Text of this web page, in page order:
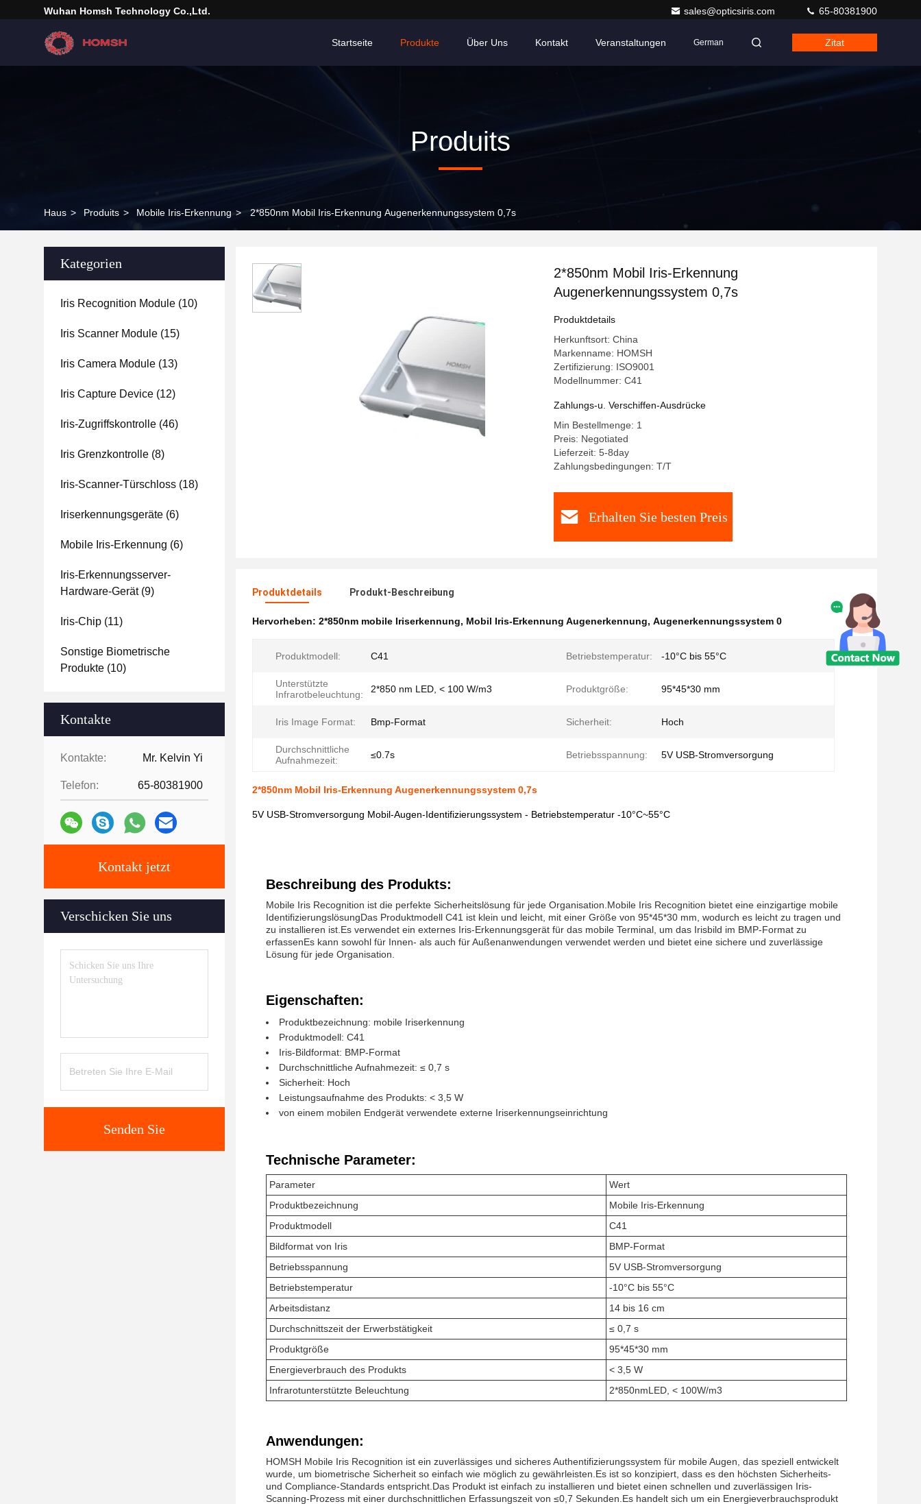
Wuhan Homsh Technology Co.,Ltd. sales@opticsiris.com 65-80381900
Startseite Produkte Über Uns Kontakt Veranstaltungen German Zitat
Produits
Haus > Produits > Mobile Iris-Erkennung > 2*850nm Mobil Iris-Erkennung Augenerkennungssystem 0,7s
Kategorien
Iris Recognition Module (10)
Iris Scanner Module (15)
Iris Camera Module (13)
Iris Capture Device (12)
Iris-Zugriffskontrolle (46)
Iris Grenzkontrolle (8)
Iris-Scanner-Türschloss (18)
Iriserkennungsgeräte (6)
Mobile Iris-Erkennung (6)
Iris-Erkennungsserver-
Hardware-Gerät(9)
Iris-Chip (11)
Sonstige Biometrische
Produkte (10)
Kontakte
Kontakte: Mr. Kelvin Yi
Telefon: 65-80381900
Kontakt jetzt
Verschicken Sie uns
Senden Sie
2*850nm Mobil Iris-Erkennung
Augenerkennungssystem 0,7s
Produktdetails
Herkunftsort: China
Markenname: HOMSH
Zertifizierung: ISO9001
Modellnummer: C41
Zahlungs-u. Verschiffen-Ausdrücke
Min Bestellmenge: 1
Preis: Negotiated
Lieferzeit: 5-8day
Zahlungsbedingungen: T/T
Erhalten Sie besten Preis
Produktdetails Produkt-Beschreibung
Hervorheben: 2*850nm mobile Iriserkennung, Mobil Iris-Erkennung Augenerkennung, Augenerkennungssystem 0
Produktmodell: C41 Betriebstemperatur: -10°C bis 55°C
Unterstützte
Infrarotbeleuchtung:
2*850 nm LED, < 100 W/m3 Produktgröße: 95*45*30 mm
Iris Image Format: Bmp-Format Sicherheit: Hoch
Durchschnittliche
Aufnahmezeit:
≤0.7s Betriebsspannung: 5V USB-Stromversorgung
2*850nm Mobil Iris-Erkennung Augenerkennungssystem 0,7s
5V USB-Stromversorgung Mobil-Augen-Identifizierungssystem - Betriebstemperatur -10°C~55°C
Beschreibung des Produkts:
Mobile Iris Recognition ist die perfekte Sicherheitslösung für jede Organisation.Mobile Iris Recognition bietet eine einzigartige mobile
IdentifizierungslösungDas Produktmodell C41 ist klein und leicht, mit einer Größe von 95*45*30 mm, wodurch es leicht zu tragen und
zu installieren ist.Es verwendet ein externes Iris-Erkennungsgerät für das mobile Terminal, um das Irisbild im BMP-Format zu
erfassenEs kann sowohl für Innen- als auch für Außenanwendungen verwendet werden und bietet eine sichere und zuverlässige
Lösung für jede Organisation.
Eigenschaften:
Produktbezeichnung: mobile Iriserkennung
Produktmodell: C41
Iris-Bildformat: BMP-Format
Durchschnittliche Aufnahmezeit: ≤ 0,7 s
Sicherheit: Hoch
Leistungsaufnahme des Produkts: < 3,5 W
von einem mobilen Endgerät verwendete externe Iriserkennungseinrichtung
Technische Parameter:
Parameter
Wert
Produktbezeichnung
Mobile Iris-Erkennung
Produktmodell
C41
Bildformat von Iris
BMP-Format
Betriebsspannung
5V USB-Stromversorgung
Betriebstemperatur
-10°C bis 55°C
Arbeitsdistanz
14 bis 16 cm
Durchschnittszeit der Erwerbstätigkeit
≤ 0,7 s
Produktgröße
95*45*30 mm
Energieverbrauch des Produkts
< 3,5 W
Infrarotunterstützte Beleuchtung
2*850nmLED, < 100W/m3
Anwendungen:
HOMSH Mobile Iris Recognition ist ein zuverlässiges und sicheres Authentifizierungssystem für mobile Augen, das speziell entwickelt
wurde, um biometrische Sicherheit so einfach wie möglich zu gewährleisten.Es ist so konzipiert, dass es den höchsten Sicherheits-
und Compliance-Standards entspricht.Das Produkt ist einfach zu installieren und bietet einen schnellen und zuverlässigen Iris-
Scanning-Prozess mit einer durchschnittlichen Erfassungszeit von ≤0,7 Sekunden.Es handelt sich um ein Energieverbrauchsprodukt